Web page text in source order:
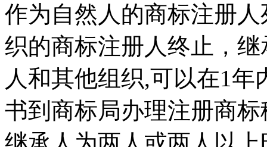
作为自然人的商标注册
织的商标注册人终止，
人和其他组织,可以在1
书到商标局办理注册商